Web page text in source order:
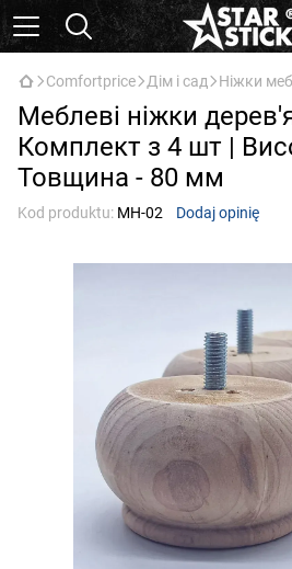
Comfortprice Дім і сад Ніжки
Меблеві ніжки
Комплект з 4 шт |
Товщина - 80 мм
Kod produktu: МН-02 Dodaj opinię